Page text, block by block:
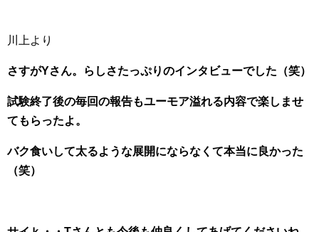
川上より
さすがYさん。らしさたっぷりのインタビューでした（笑）
試験終了後の毎回の報告もユーモア溢れる内容で楽しませ
てもらったよ。
バク食いして太るような展開にならなくて本当に良かった
（笑）